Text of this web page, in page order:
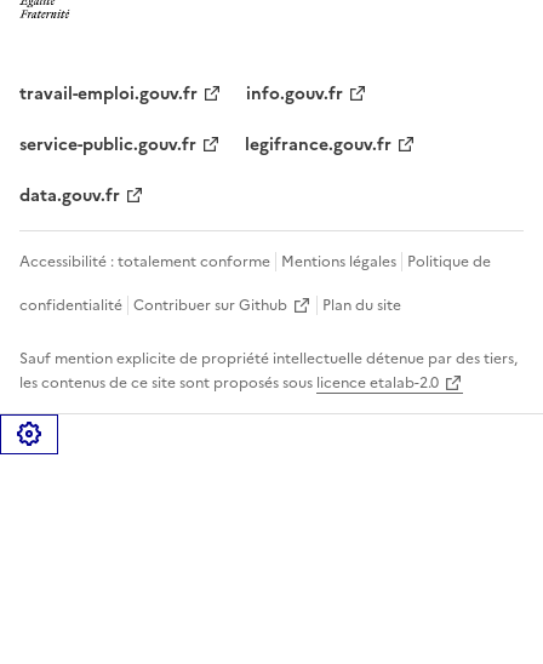
travail-emploi.gouv.fr
info.gouv.fr
service-public.gouv.fr
legifrance.gouv.fr
data.gouv.fr
Accessibilité : totalement conforme Mentions légales Politique de
confidentialité Contribuer sur Github Plan du site
Sauf mention explicite de propriété intellectuelle détenue par des tiers,
les contenus de ce site sont proposés sous licence etalab-2.0
Gérer les cookies